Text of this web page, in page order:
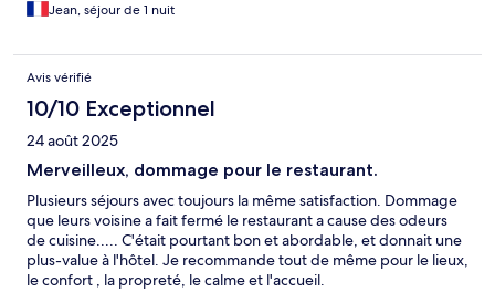
Jean, séjour de 1 nuit
Avis vérifié
10/10 Exceptionnel
24 août 2025
Merveilleux, dommage pour le restaurant.
Plusieurs séjours avec toujours la même satisfaction. Dommage
que leurs voisine a fait fermé le restaurant a cause des odeurs
de cuisine..... C'était pourtant bon et abordable, et donnait une
plus-value à l'hôtel. Je recommande tout de même pour le lieux,
le confort , la propreté, le calme et l'accueil.